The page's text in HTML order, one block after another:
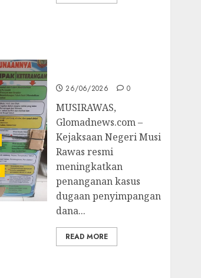
26/06/2026 0
MUSIRAWAS,
Glomadnews.com –
Kejaksaan Negeri Musi
Rawas resmi
meningkatkan
penanganan kasus
dugaan penyimpangan
dana...
READ MORE